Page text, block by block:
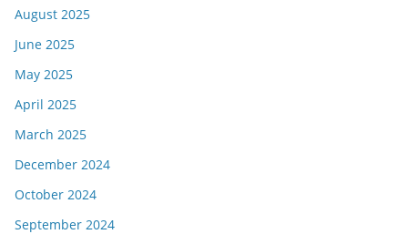
August 2025
June 2025
May 2025
April 2025
March 2025
December 2024
October 2024
September 2024